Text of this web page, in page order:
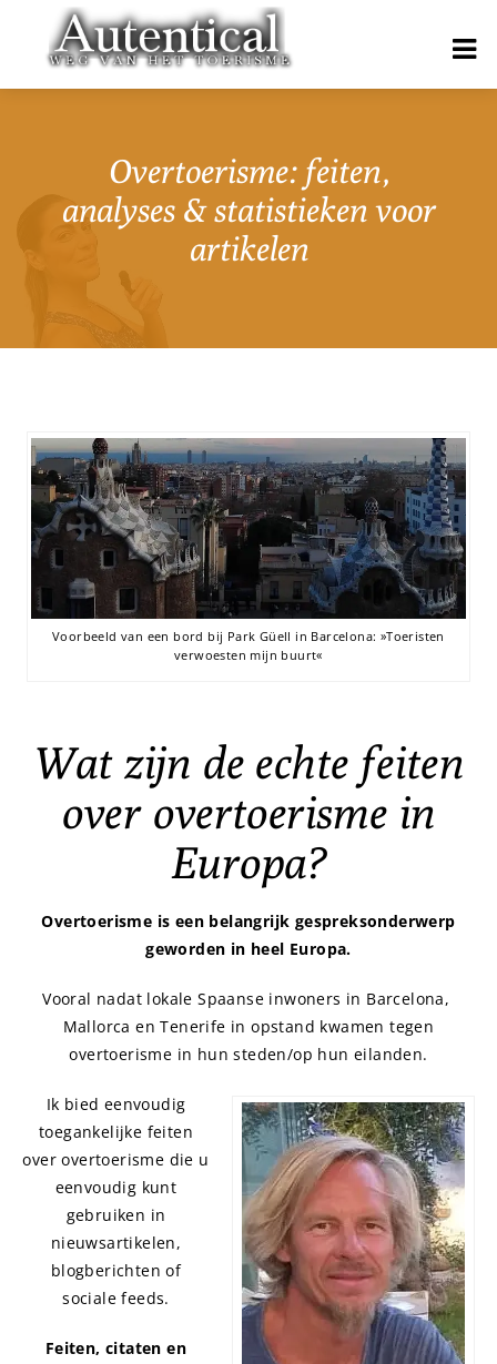
Overtoerisme: feiten,
analyses & statistieken voor
artikelen
Voorbeeld van een bord bij Park Güell in Barcelona: »Toeristen
verwoesten mijn buurt«
Wat zijn de echte feiten
over overtoerisme in
Europa?
Overtoerisme is een belangrijk gespreksonderwerp
geworden in heel Europa.
Vooral nadat lokale Spaanse inwoners in Barcelona, ​​​​
Mallorca en Tenerife in opstand kwamen tegen
overtoerisme in hun steden/op hun eilanden.
Ik bied eenvoudig
toegankelijke feiten
over overtoerisme die u
eenvoudig kunt
gebruiken in
nieuwsartikelen,
blogberichten of
sociale feeds.
Feiten, citaten en